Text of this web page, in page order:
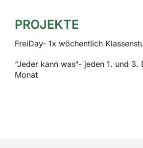
PROJEKTE
FreiDay- 1x wöchentlich
“Jeder kann was“- jeden 1. und 3.
Monat